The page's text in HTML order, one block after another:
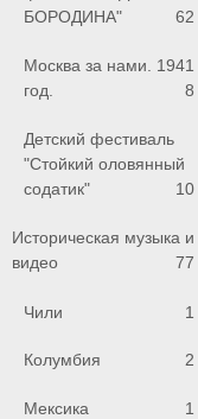
БОРОДИНА"
62
Москва за нами. 1941
год.
8
Детский фестиваль
"Стойкий оловянный
содатик"
10
Историческая музыка и
видео
77
Чили 1
Колумбия 2
Мексика 1